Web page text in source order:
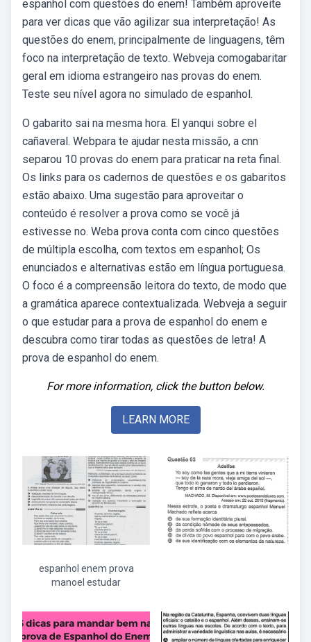
espanhol com questões do enem! Também aproveite
para ver dicas que vão agilizar sua interpretação! As
questões do enem, principalmente de linguagens, têm
foco na interpretação de texto. Webveja comogabaritar
geral em idioma estrangeiro nas provas do enem.
Teste seu nível agora no simulado de espanhol.
O gabarito sai na mesma hora. El yanqui sobre el
cañaveral. Webpara te ajudar nesta missão, a cnn
separou 10 provas do enem para praticar na reta final.
Os links para os cadernos de questões e os gabaritos
estão abaixo. Uma sugestão para aproveitar o
conteúdo é resolver a prova como se você já
estivesse no. Weba prova conta com cinco questões
de múltipla escolha, com textos em espanhol; Os
enunciados e alternativas estão em língua portuguesa.
O foco é a compreensão leitora do texto, de modo que
a gramática aparece contextualizada. Webveja a seguir
o que estudar para a prova de espanhol do enem e
descubra como tirar todas as questões de letra! A
prova de espanhol do enem.
For more information, click the button below.
LEARN MORE
espanhol enem prova
manoel estudar